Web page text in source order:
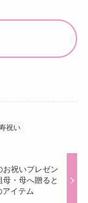
祝い
お祝いプレゼン
母・母へ贈ると
アイテム